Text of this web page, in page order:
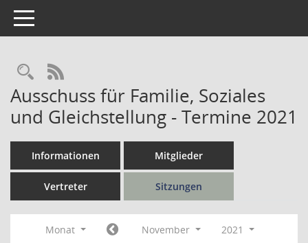
Toggle navigation
Rechercheauswahl
RSS-Feed
Ausschuss für Familie, Soziales
und Gleichstellung - Termine 2021
Informationen Mitglieder
Vertreter Sitzungen
Monat November
2021